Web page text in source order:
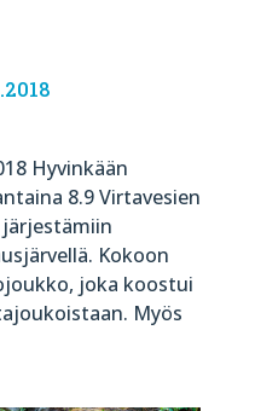
Hyvinkään
8.9 Virtavesien
Kokoon
joka koostui
Myös